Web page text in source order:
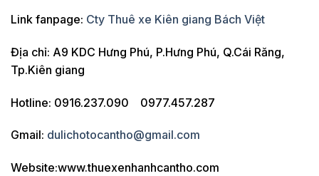
Link fanpage: Cty Thuê xe Kiên giang Bách Việt
Địa chỉ: A9 KDC Hưng Phú, P.Hưng Phú, Q.Cái Răng,
Tp.Kiên giang
Hotline: 0916.237.090 0977.457.287
Gmail: dulichotocantho@gmail.com
Website:www.thuexenhanhcantho.com